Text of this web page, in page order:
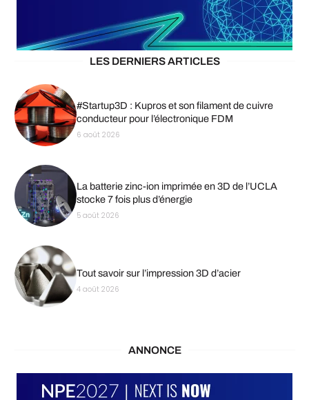
LES DERNIERS ARTICLES
#Startup3D : Kupros et son filament de cuivre
conducteur pour l’électronique FDM
6 août 2026
La batterie zinc-ion imprimée en 3D de l’UCLA
stocke 7 fois plus d’énergie
5 août 2026
Tout savoir sur l’impression 3D d’acier
4 août 2026
ANNONCE